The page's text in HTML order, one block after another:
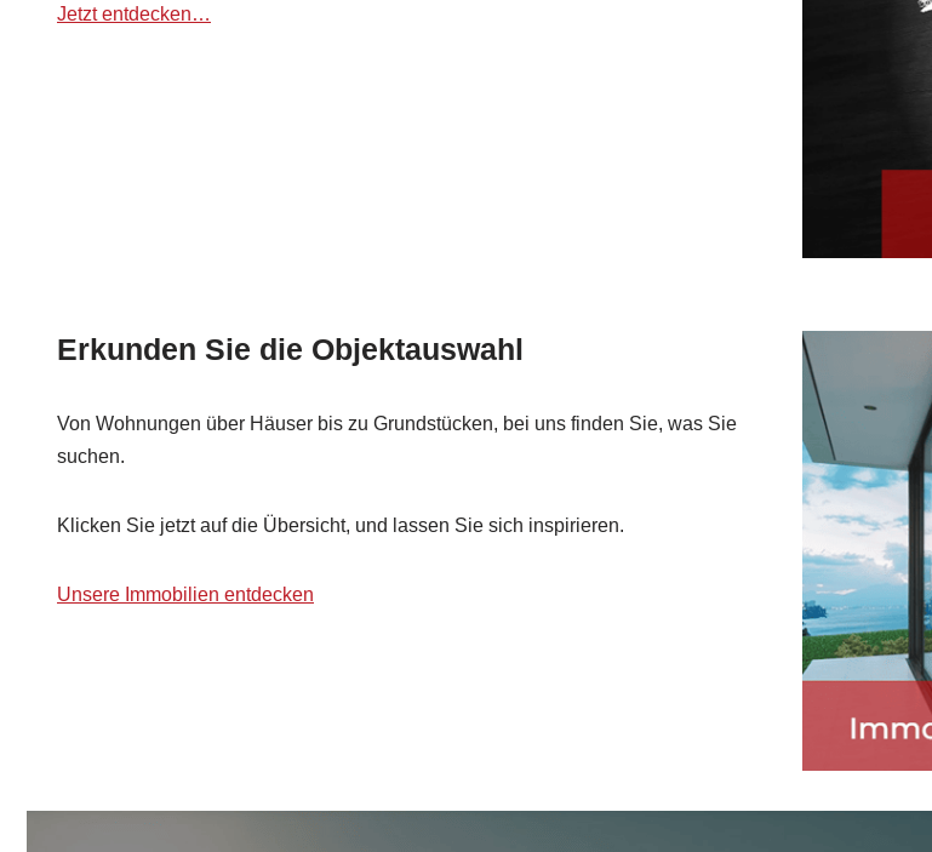
Jetzt entdecken…
Erkunden Sie die Objektauswahl
Von Wohnungen über Häuser bis zu Grundstücken, bei uns finden Sie, was Sie
suchen.
Klicken Sie jetzt auf die Übersicht, und lassen Sie sich inspirieren.
Unsere Immobilien entdecken